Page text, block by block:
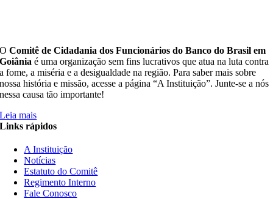
OComitê de Cidadania dos Funcionários do Banco do Brasil em
Goiânia é uma organização sem fins lucrativos que atua na luta contra
a fome, a miséria e a desigualdade na região. Para saber mais sobre
nossa história e missão, acesse a página “A Instituição”. Junte-se a nós
nessa causa tão importante!
Leia mais
Links rápidos
A Instituição
Notícias
Estatuto do Comitê
Regimento Interno
Fale Conosco